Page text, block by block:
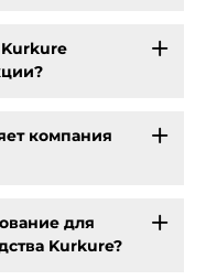
компания
для
Kurkure?